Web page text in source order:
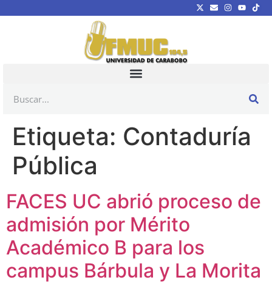
Etiqueta: Contaduría
Pública
FACES UC abrió proceso de
admisión por Mérito
Académico B para los
campus Bárbula y La Morita